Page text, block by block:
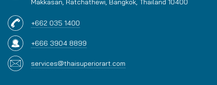
Makkasan, Ratchathewi, Bangkok, Thailand 10400
+662 035 1400
+666 3904 8899
services@thaisuperiorart.com